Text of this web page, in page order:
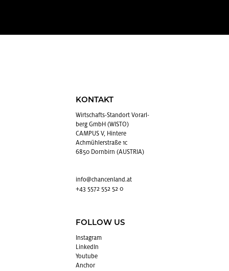
KONTAKT
Wirt­schafts-Stand­ort Vor­arl­
berg GmbH (WISTO)
CAMPUS V, Hintere
Achmühlerstraße 1c
6850 Dornbirn (AUSTRIA)
info@​chancenland.​at
+43 5572 552 52 0
FOLLOW US
In­sta­gram
Lin­kedIn
You­tube
An­chor